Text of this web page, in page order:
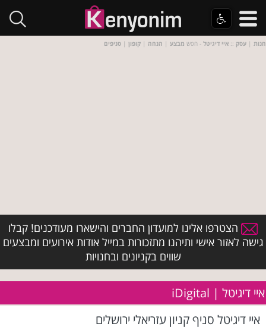
חנות | עסק :: איי דיגיטל - חפש מבצע | הנחה | קופון | סניפים
הצטרפו אלינו למועדון החברים והישארו מעודכנים! קבלו
גישה לאזור אישי ותיהנו מתזכורות במייל אודות אירועים ומבצעים
שווים בקניונים ובחנויות
איי דיגיטל | iDigital
איי דיגיטל סניף קניון עזריאלי ירושלים